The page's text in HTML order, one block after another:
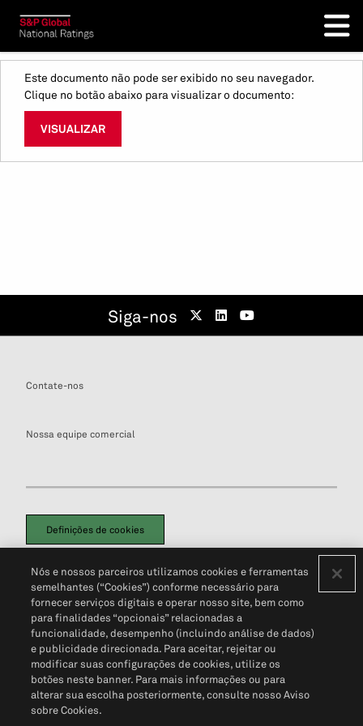
Este documento não pode ser exibido no seu navegador.
Clique no botão abaixo para visualizar o documento:
VISUALIZAR
Siga-nos
Contate-nos
Nossa equipe comercial
Definições de cookies
Política de PrivacidadePortal de privacidade do cliente (em inglês)
Não Venda Minhas Informações Pessoais© 2026 S&P Global
Nós e nossos parceiros utilizamos cookies e ferramentas
semelhantes (“Cookies”) conforme necessário para
fornecer serviços digitais e operar nosso site, bem como
para finalidades “opcionais” relacionadas a
funcionalidade, desempenho (incluindo análise de dados)
e publicidade direcionada. Para aceitar, rejeitar ou
modificar suas configurações de cookies, utilize os
botões neste banner. Para mais informações ou para
alterar sua escolha posteriormente, consulte nosso Aviso
sobre Cookies.